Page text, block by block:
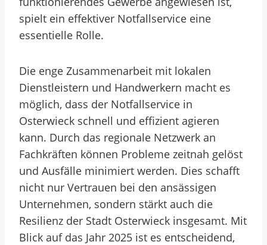
spielt ein effektiver Notfallservice eine
essentielle Rolle.
Die enge Zusammenarbeit mit lokalen
Dienstleistern und Handwerkern macht es
möglich, dass der Notfallservice in
Osterwieck schnell und effizient agieren
kann. Durch das regionale Netzwerk an
Fachkräften können Probleme zeitnah gelöst
und Ausfälle minimiert werden. Dies schafft
nicht nur Vertrauen bei den ansässigen
Unternehmen, sondern stärkt auch die
Resilienz der Stadt Osterwieck insgesamt. Mit
Blick auf das Jahr 2025 ist es entscheidend,